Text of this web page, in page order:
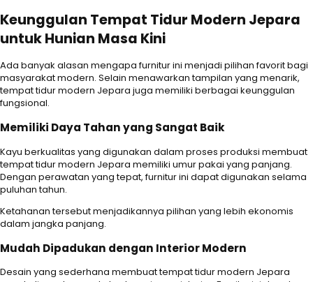
Keunggulan Tempat Tidur Modern Jepara
untuk Hunian Masa Kini
Ada banyak alasan mengapa furnitur ini menjadi pilihan favorit bagi
masyarakat modern. Selain menawarkan tampilan yang menarik,
tempat tidur modern Jepara juga memiliki berbagai keunggulan
fungsional.
Memiliki Daya Tahan yang Sangat Baik
Kayu berkualitas yang digunakan dalam proses produksi membuat
tempat tidur modern Jepara memiliki umur pakai yang panjang.
Dengan perawatan yang tepat, furnitur ini dapat digunakan selama
puluhan tahun.
Ketahanan tersebut menjadikannya pilihan yang lebih ekonomis
dalam jangka panjang.
Mudah Dipadukan dengan Interior Modern
Desain yang sederhana membuat tempat tidur modern Jepara